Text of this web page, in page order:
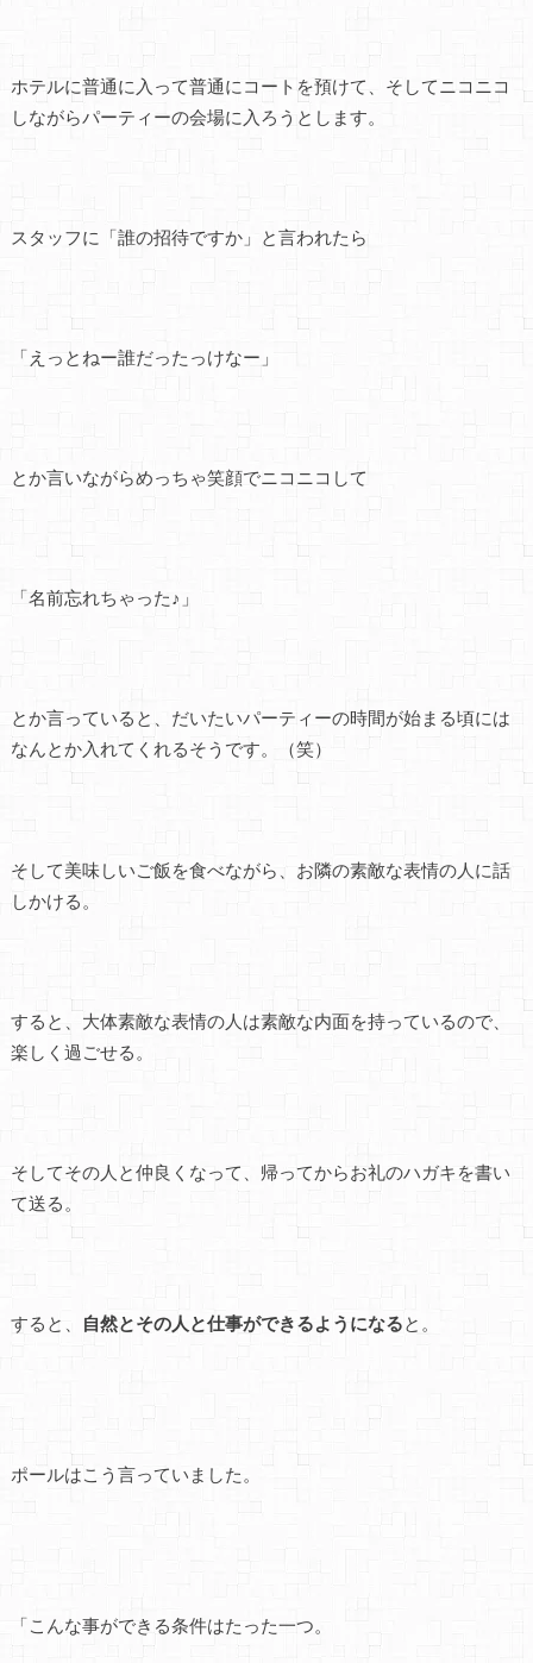
ホテルに普通に入って普通にコートを預けて、そしてニコニコ
しながらパーティーの会場に入ろうとします。
スタッフに「誰の招待ですか」と言われたら
「えっとねー誰だったっけなー」
とか言いながらめっちゃ笑顔でニコニコして
「名前忘れちゃった♪」
とか言っていると、だいたいパーティーの時間が始まる頃には
なんとか入れてくれるそうです。（笑）
そして美味しいご飯を食べながら、お隣の素敵な表情の人に話
しかける。
すると、大体素敵な表情の人は素敵な内面を持っているので、
楽しく過ごせる。
そしてその人と仲良くなって、帰ってからお礼のハガキを書い
て送る。
すると、 自然とその人と仕事ができるようになると。
ポールはこう言っていました。
「こんな事ができる条件はたった一つ。